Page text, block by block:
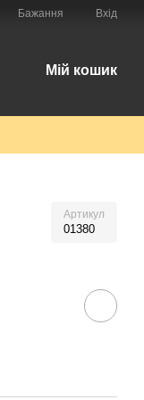
Бажання Вхід
Мій кошик
Артикул
01380